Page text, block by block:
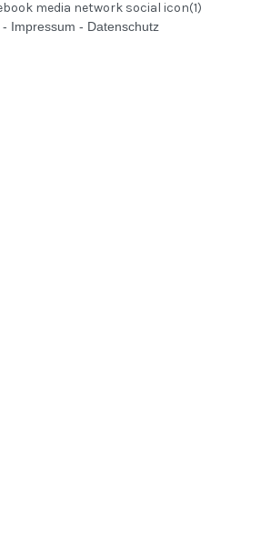
- Impressum - Datenschutz